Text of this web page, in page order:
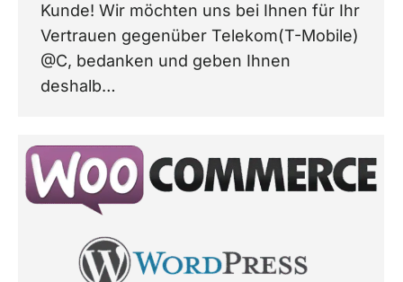
Kunde! Wir möchten uns bei Ihnen für Ihr
Vertrauen gegenüber Telekom(T-Mobile)
@C, bedanken und geben Ihnen
deshalb…